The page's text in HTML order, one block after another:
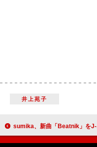
井上苑子
sumika、新曲「Beatnik」をJ-WAVE『SPARK』で初OA＆テレ東『プレミアMelodiX!』で初演奏披露へ